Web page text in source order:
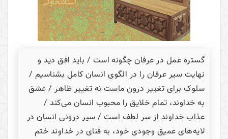
گستره عمل در عرفان چگونه است / باید افق دید و
نهایت سیر عرفان را در الگوی انسان کامل بشناسیم /
سلوک برای تغییر درون ماست نه تغییر ظاهر / عشق
به خداوند، تمام خلایق را محبوب انسان می‌کند /
عذاب خداوند از سر لطف است / سیر درونی انسان در
لایه‌های عمیق وجودی خود، به فنای در خداوند ختم